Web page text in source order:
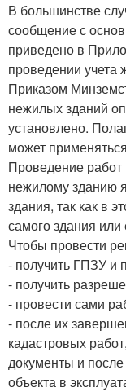
В большинстве
сообщение с
приведено в
проведении
Приказом
нежилых зданий
установлено.
может
Проведение работ
нежилому зданию
здания, так как в
самого здания или
Чтобы провести
- получить ГПЗУ и
- получить
- провести сами
- после их
кадастровых
документы и
объекта в